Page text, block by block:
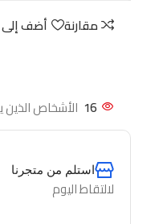
مقارنة
أضف
16 الأشخاص الذين
استلم من متجرنا
لالتقاط اليوم